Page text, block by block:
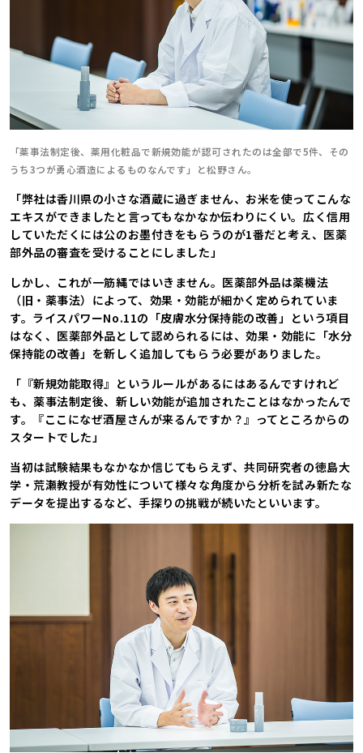
「薬事法制定後、薬用化粧品で新規効能が認可されたのは全部で5件、その
うち3つが勇心酒造によるものなんです」と松野さん。
「弊社は香川県の小さな酒蔵に過ぎません、お米を使ってこんな
エキスができましたと言ってもなかなか伝わりにくい。広く信用
していただくには公のお墨付きをもらうのが1番だと考え、医薬
部外品の審査を受けることにしました」
しかし、これが一筋縄ではいきません。医薬部外品は薬機法
（旧・薬事法）によって、効果・効能が細かく定められていま
す。ライスパワーNo.11の「皮膚水分保持能の改善」という項目
はなく、医薬部外品として認められるには、効果・効能に「水分
保持能の改善」を新しく追加してもらう必要がありました。
「『新規効能取得』というルールがあるにはあるんですけれど
も、薬事法制定後、新しい効能が追加されたことはなかったんで
す。『ここになぜ酒屋さんが来るんですか？』ってところからの
スタートでした」
当初は試験結果もなかなか信じてもらえず、共同研究者の徳島大
学・荒瀬教授が有効性について様々な角度から分析を試み新たな
データを提出するなど、手探りの挑戦が続いたといいます。